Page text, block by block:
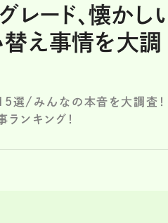
ード、懐かし
え事情を大調
選/みんなの本音を大調査！
ンキング！